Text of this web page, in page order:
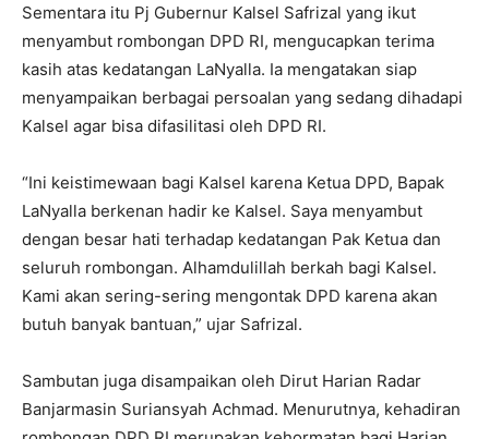
Sementara itu Pj Gubernur Kalsel Safrizal yang ikut
menyambut rombongan DPD RI, mengucapkan terima
kasih atas kedatangan LaNyalla. Ia mengatakan siap
menyampaikan berbagai persoalan yang sedang dihadapi
Kalsel agar bisa difasilitasi oleh DPD RI.
“Ini keistimewaan bagi Kalsel karena Ketua DPD, Bapak
LaNyalla berkenan hadir ke Kalsel. Saya menyambut
dengan besar hati terhadap kedatangan Pak Ketua dan
seluruh rombongan. Alhamdulillah berkah bagi Kalsel.
Kami akan sering-sering mengontak DPD karena akan
butuh banyak bantuan,” ujar Safrizal.
Sambutan juga disampaikan oleh Dirut Harian Radar
Banjarmasin Suriansyah Achmad. Menurutnya, kehadiran